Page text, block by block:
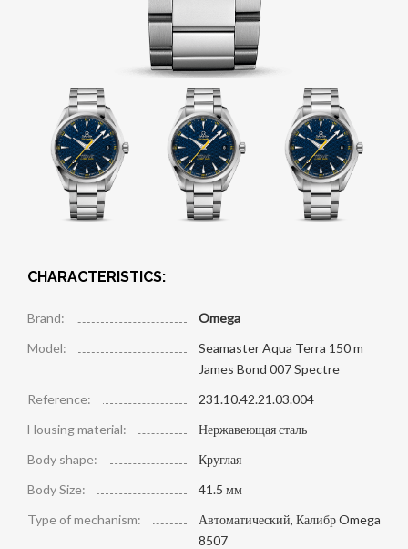
CHARACTERISTICS:
Brand:
Omega
Model:
Seamaster Aqua Terra 150 m
James Bond 007 Spectre
Reference:
231.10.42.21.03.004
Housing material:
Нержавеющая сталь
Body shape:
Круглая
Body Size:
41.5 мм
Type of mechanism:
Автоматический, Калибр Omega
8507